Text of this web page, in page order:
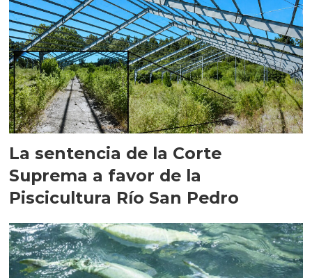
La sentencia de la Corte
Suprema a favor de la
Piscicultura Río San Pedro